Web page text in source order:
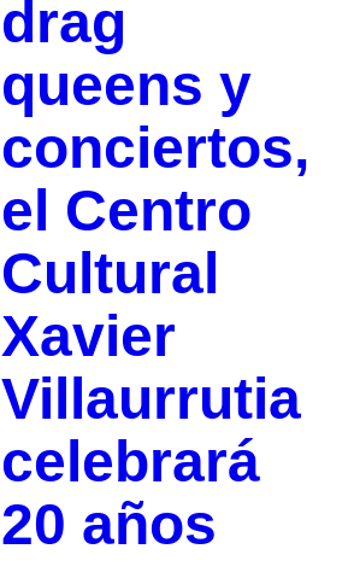
drag
queens y
conciertos,
el Centro
Cultural
Xavier
Villaurrutia
celebrará
20 años